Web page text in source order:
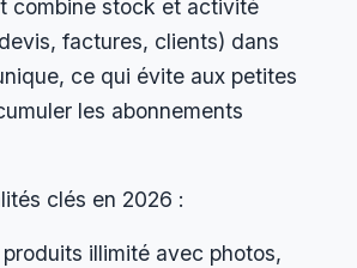
combine stock et activité
factures, clients) dans
ce qui évite aux petites
les abonnements
clés en 2026 :
illimité avec photos,